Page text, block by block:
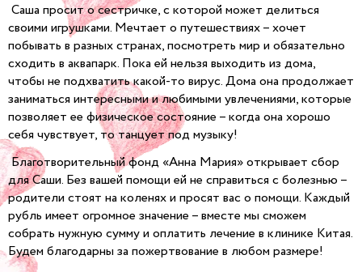
Саша просит о сестричке, с которой может делиться
своими игрушками. Мечтает о путешествиях – хочет
побывать в разных странах, посмотреть мир и обязательно
сходить в аквапарк. Пока ей нельзя выходить из дома,
чтобы не подхватить какой-то вирус. Дома она продолжает
заниматься интересными и любимыми увлечениями, которые
позволяет ее физическое состояние – когда она хорошо
себя чувствует, то танцует под музыку!
Благотворительный фонд «Анна Мария» открывает сбор
для Саши. Без вашей помощи ей не справиться с болезнью –
родители стоят на коленях и просят вас о помощи. Каждый
рубль имеет огромное значение – вместе мы сможем
собрать нужную сумму и оплатить лечение в клинике Китая.
Будем благодарны за пожертвование в любом размере!